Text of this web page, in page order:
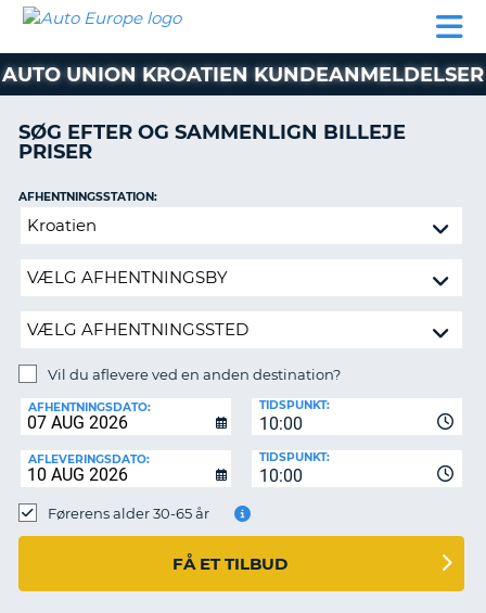
BILUDLEJNING
AUTOCAMPER
AUTO
EUROPE
BILUDLEJNING
AUTOCAMPER
LEJE
SUPPORT
MIN
DANMARK
AUTO UNION KROATIEN KUNDEANMELDELSER
SØG EFTER OG SAMMENLIGN BILLEJE
PRISER
Vil
aflevere
anden
destination?
AFHENTNINGSSTATION:
Vil du aflevere ved en anden destination?
AFHENTNINGSDATO:
10:00
TIDSPUNKT:
AFLEVERINGSDATO:
10:00
TIDSPUNKT:
Førerens alder 30-65 år
FÅ ET TILBUD